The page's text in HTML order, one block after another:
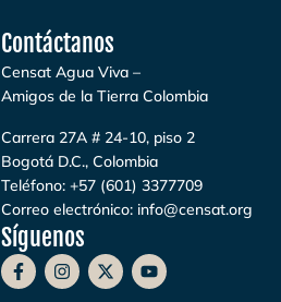
Contáctanos
Censat Agua Viva –
Amigos de la Tierra Colombia
Carrera 27A # 24-10, piso 2
Bogotá D.C., Colombia
Teléfono: +57 (601) 3377709
Correo electrónico: info@censat.org
Síguenos